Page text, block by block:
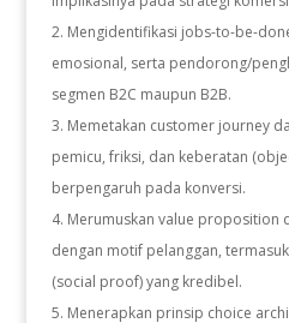
Mengidentifikasi jobs-to-be-
emosional, serta pendorong/
segmen B2C maupun B2B.
Memetakan customer journey
pemicu, friksi, dan keberatan
berpengaruh pada konversi.
Merumuskan value proposition
dengan motif pelanggan,
(social proof) yang kredibel.
Menerapkan prinsip choice